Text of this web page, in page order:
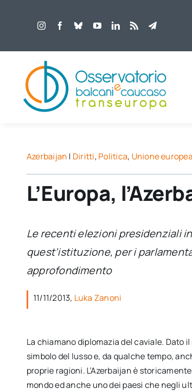
Azerbaijan | Diritti, Politica, Unione europea
L’Europa,
Le recenti elezioni presidenziali
quest’istituzione, per i
approfondimento
11/11/2013, Luka Zanoni
La chiamano diplomazia del caviale. Dato
simbolo del lusso e, da qualche tempo,
proprie ragioni. L’Azerbaijan è
mondo ed anche uno dei paesi che negli